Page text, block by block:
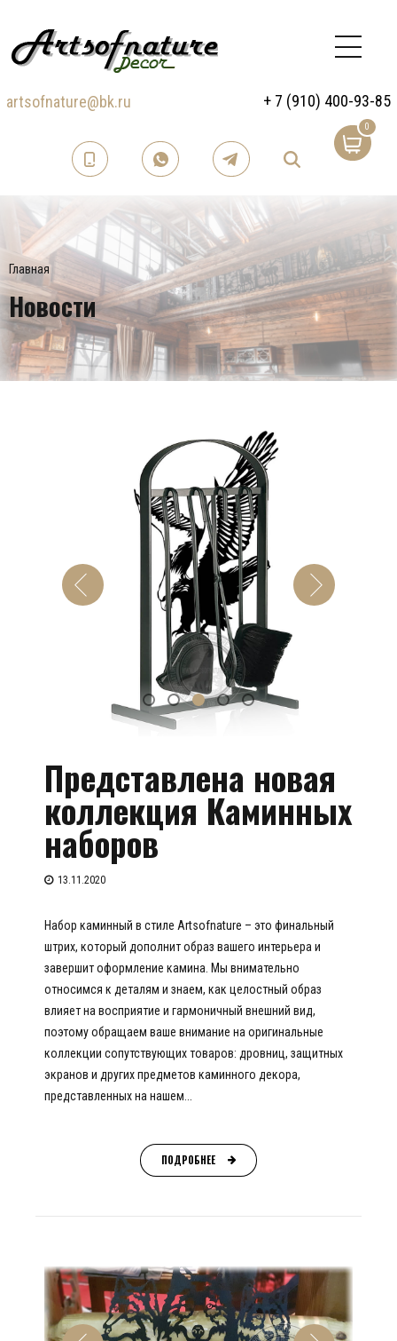
artsofnature@bk.ru + 7 (910) 400-93-85
0
Главная
Новости
Представлена новая
коллекция Каминных
наборов
13.11.2020
Набор каминный в стиле Artsofnature – это финальный
штрих, который дополнит образ вашего интерьера и
завершит оформление камина. Мы внимательно
относимся к деталям и знаем, как целостный образ
влияет на восприятие и гармоничный внешний вид,
поэтому обращаем ваше внимание на оригинальные
коллекции сопутствующих товаров: дровниц, защитных
экранов и других предметов каминного декора,
представленных на нашем...
ПОДРОБНЕЕ